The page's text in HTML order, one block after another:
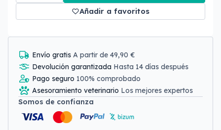
Añadir a favoritos
Envío gratis A partir de 49,90 €
Devolución garantizada Hasta 14 días después
Pago seguro 100% comprobado
Asesoramiento veterinario Los mejores expertos
Somos de confianza